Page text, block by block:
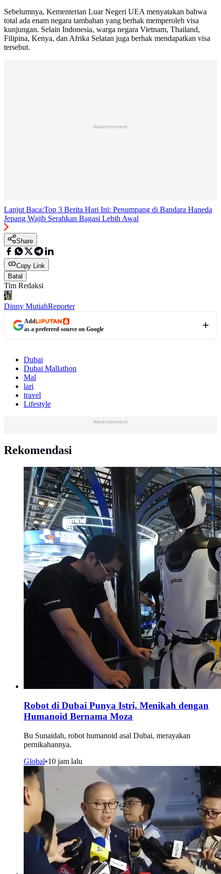
Sebelumnya, Kementerian Luar Negeri UEA menyatakan bahwa
total ada enam negara tambahan yang berhak memperoleh visa
kunjungan. Selain Indonesia, warga negara Vietnam, Thailand,
Filipina, Kenya, dan Afrika Selatan juga berhak mendapatkan visa
tersebut.
Advertisement
Lanjut Baca:Top 3 Berita Hari Ini: Penumpang di Bandara Haneda
Jepang Wajib Serahkan Bagasi Lebih Awal
Share
Copy Link
Batal
Tim Redaksi
Dinny MutiahReporter
Add
as a preferred source on Google
Dubai
Dubai Mallathon
Mal
lari
travel
Lifestyle
Advertisement
Rekomendasi
Robot di Dubai Punya Istri, Menikah dengan
Humanoid Bernama Moza
Bu Sunaidah, robot humanoid asal Dubai, merayakan
pernikahannya.
Global•10 jam lalu